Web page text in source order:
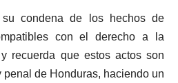
su condena de los hechos de
con el derecho a la
recuerda que estos actos son
de Honduras, haciendo un